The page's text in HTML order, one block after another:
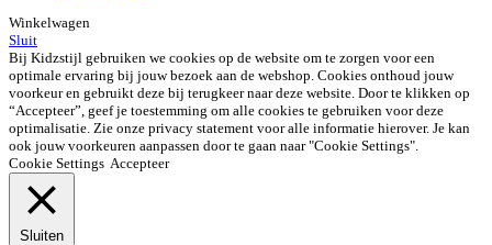
Winkelwagen
Sluit
Bij Kidzstijl gebruiken we cookies op de website om te zorgen voor een
optimale ervaring bij jouw bezoek aan de webshop. Cookies onthoud jouw
voorkeur en gebruikt deze bij terugkeer naar deze website. Door te klikken op
“Accepteer”, geef je toestemming om alle cookies te gebruiken voor deze
optimalisatie. Zie onze privacy statement voor alle informatie hierover. Je kan
ook jouw voorkeuren aanpassen door te gaan naar "Cookie Settings".
Cookie Settings Accepteer
Sluiten